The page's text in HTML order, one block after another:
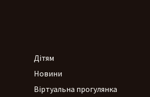
Дітям
Новини
Віртуальна прогулянка